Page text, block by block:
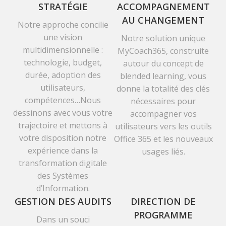
STRATÉGIE
Notre approche concilie
une vision
multidimensionnelle :
technologie, budget,
durée, adoption des
utilisateurs,
compétences…Nous
dessinons avec vous votre
trajectoire et mettons à
votre disposition notre
expérience dans la
transformation digitale
des Systèmes
d’Information.
ACCOMPAGNEMENT
AU CHANGEMENT
Notre solution unique
MyCoach365, construite
autour du concept de
blended learning, vous
donne la totalité des clés
nécessaires pour
accompagner vos
utilisateurs vers les outils
Office 365 et les nouveaux
usages liés.
GESTION DES AUDITS
Dans un souci
DIRECTION DE
PROGRAMME